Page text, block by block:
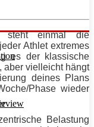
steht einmal die
Athletextremes
es der klassische
aber vielleicht hängt
deines Plans
Phase wieder
Belastung